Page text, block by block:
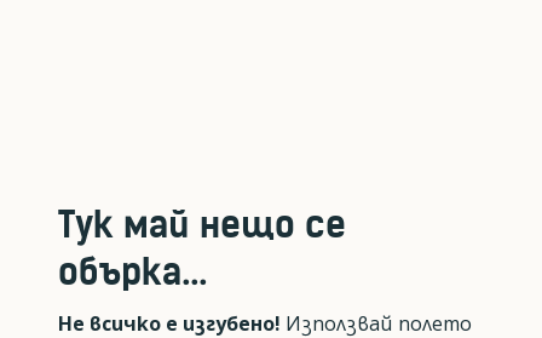
Тук май нещо се
обърка...
Не всичко е изгубено! Използвай полето